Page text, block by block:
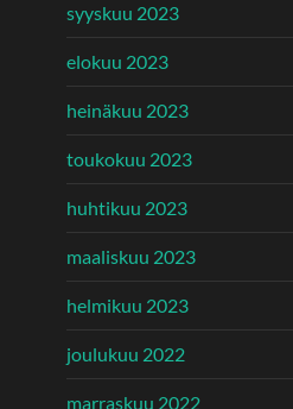
syyskuu 2023
elokuu 2023
heinäkuu 2023
toukokuu 2023
huhtikuu 2023
maaliskuu 2023
helmikuu 2023
joulukuu 2022
marraskuu 2022